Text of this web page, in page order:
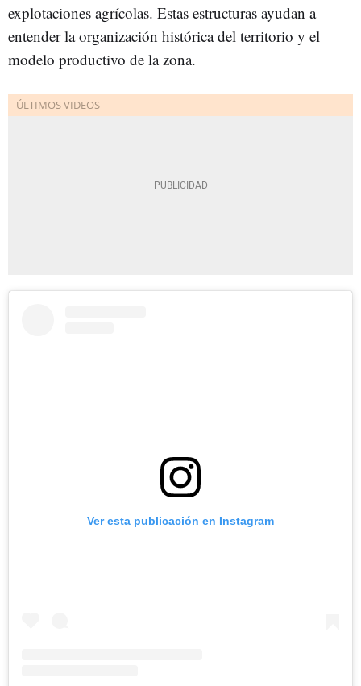
explotaciones agrícolas. Estas estructuras ayudan a
entender la organización histórica del territorio y el
modelo productivo de la zona.
Ver esta publicación en Instagram